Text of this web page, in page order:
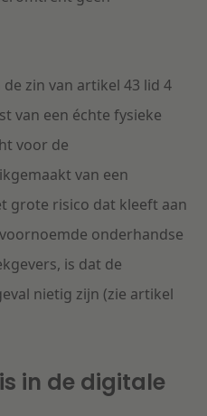
zin van artikel 43 lid 4
van een échte fysieke
voor de
van een
grote risico dat kleeft aan
onderhandse
is dat de
nietig zijn (zie artikel
in de digitale